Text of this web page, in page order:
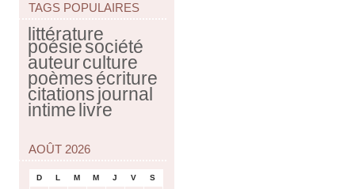
TAGS POPULAIRES
littérature
poésiesociété
auteurculture
poèmesécriture
citationsjournal
intimelivre
AOÛT 2026
D L M M J V
S